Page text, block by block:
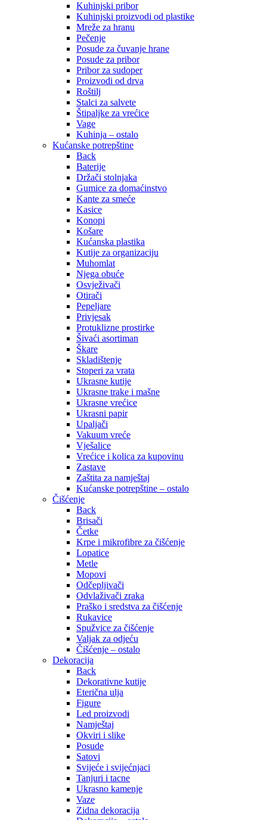
Kuhinjski pribor
Kuhinjski proizvodi od plastike
Mreže za hranu
Pečenje
Posude za čuvanje hrane
Posude za pribor
Pribor za sudoper
Proizvodi od drva
Roštilj
Stalci za salvete
Štipaljke za vrećice
Vage
Kuhinja – ostalo
Kućanske potrepštine
Back
Baterije
Držači stolnjaka
Gumice za domaćinstvo
Kante za smeće
Kasice
Konopi
Košare
Kućanska plastika
Kutije za organizaciju
Muhomlat
Njega obuće
Osvježivači
Otirači
Pepeljare
Privjesak
Protuklizne prostirke
Šivaći asortiman
Škare
Skladištenje
Stoperi za vrata
Ukrasne kutije
Ukrasne trake i mašne
Ukrasne vrećice
Ukrasni papir
Upaljači
Vakuum vreće
Vješalice
Vrećice i kolica za kupovinu
Zastave
Zaštita za namještaj
Kućanske potrepštine – ostalo
Čišćenje
Back
Brisači
Četke
Krpe i mikrofibre za čišćenje
Lopatice
Metle
Mopovi
Odčepljivači
Odvlaživači zraka
Praško i sredstva za čišćenje
Rukavice
Spužvice za čišćenje
Valjak za odjeću
Čišćenje – ostalo
Dekoracija
Back
Dekorativne kutije
Eterična ulja
Figure
Led proizvodi
Namještaj
Okviri i slike
Posude
Satovi
Svijeće i svijećnjaci
Tanjuri i tacne
Ukrasno kamenje
Vaze
Zidna dekoracija